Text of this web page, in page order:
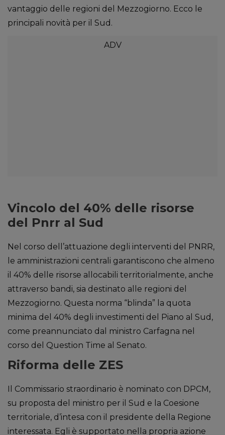
vantaggio delle regioni del Mezzogiorno. Ecco le
principali novità per il Sud.
Vincolo del 40% delle risorse
del Pnrr al Sud
Nel corso dell’attuazione degli interventi del PNRR,
le amministrazioni centrali garantiscono che almeno
il 40% delle risorse allocabili territorialmente, anche
attraverso bandi, sia destinato alle regioni del
Mezzogiorno. Questa norma “blinda” la quota
minima del 40% degli investimenti del Piano al Sud,
come preannunciato dal ministro Carfagna nel
corso del Question Time al Senato.
Riforma delle ZES
Il Commissario straordinario è nominato con DPCM,
su proposta del ministro per il Sud e la Coesione
territoriale, d’intesa con il presidente della Regione
interessata. Egli è supportato nella propria azione